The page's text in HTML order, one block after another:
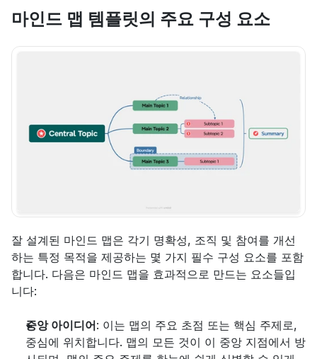
마인드 맵 템플릿의 주요 구성 요소
잘 설계된 마인드 맵은 각기 명확성, 조직 및 참여를 개선
하는 특정 목적을 제공하는 몇 가지 필수 구성 요소를 포함
합니다. 다음은 마인드 맵을 효과적으로 만드는 요소들입
니다:
중앙 아이디어: 이는 맵의 주요 초점 또는 핵심 주제로,
중심에 위치합니다. 맵의 모든 것이 이 중앙 지점에서 방